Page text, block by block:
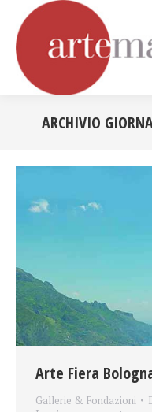
ARCHIVIO
Arte Fiera
Gallerie & Fondazioni